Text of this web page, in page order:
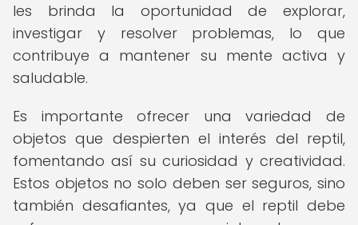
les brinda la oportunidad de explorar,
investigar y resolver problemas, lo que
contribuye a mantener su mente activa y
saludable.
Es importante ofrecer una variedad de
objetos que despierten el interés del reptil,
fomentando así su curiosidad y creatividad.
Estos objetos no solo deben ser seguros, sino
también desafiantes, ya que el reptil debe